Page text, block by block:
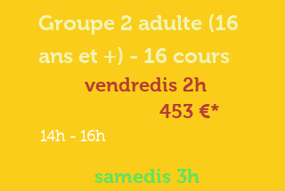
Groupe 2 adulte (16
ans et +) - 16 cours
vendredis 2h
453 €*
14h - 16h
samedis 3h